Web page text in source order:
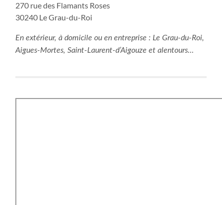
270 rue des Flamants Roses
30240 Le Grau-du-Roi
En extérieur, à domicile ou en entreprise : Le Grau-du-Roi,
Aigues-Mortes, Saint-Laurent-d’Aigouze et alentours…